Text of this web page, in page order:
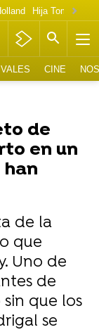
Hija Tom
CINE
de
en un
de la
que
Uno de
de
que los
se